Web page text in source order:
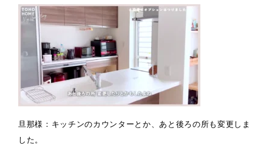
旦那様：キッチンのカウンターとか、あと後ろの所も変更しま
した。